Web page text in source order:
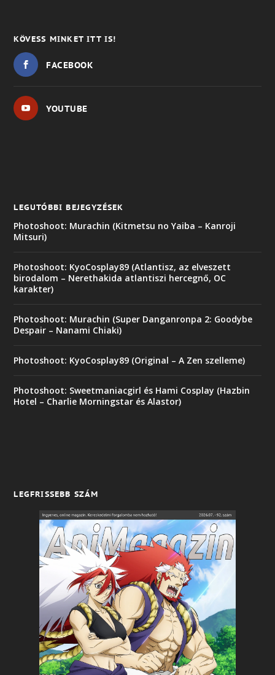
KÖVESS MINKET ITT IS!
FACEBOOK
YOUTUBE
LEGUTÓBBI BEJEGYZÉSEK
Photoshoot: Murachin (Kitmetsu no Yaiba – Kanroji
Mitsuri)
Photoshoot: KyoCosplay89 (Atlantisz, az elveszett
birodalom – Nerethakida atlantiszi hercegnő, OC
karakter)
Photoshoot: Murachin (Super Danganronpa 2: Goodybe
Despair – Nanami Chiaki)
Photoshoot: KyoCosplay89 (Original – A Zen szelleme)
Photoshoot: Sweetmaniacgirl és Hami Cosplay (Hazbin
Hotel – Charlie Morningstar és Alastor)
LEGFRISSEBB SZÁM